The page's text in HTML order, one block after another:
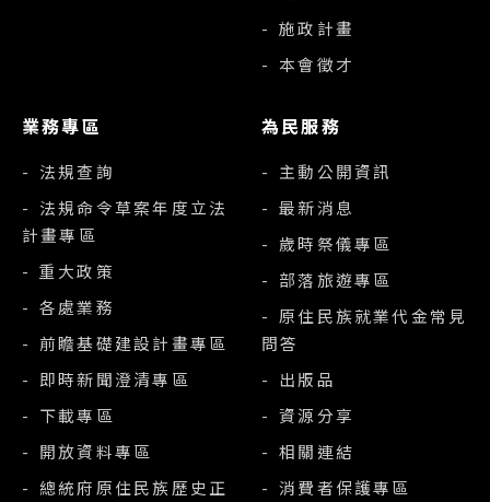
- 施政計畫
- 本會徵才
業務專區
- 法規查詢
- 法規命令草案年度立法
計畫專區
- 重大政策
- 各處業務
- 前瞻基礎建設計畫專區
- 即時新聞澄清專區
- 下載專區
- 開放資料專區
- 總統府原住民族歷史正
為民服務
- 主動公開資訊
- 最新消息
- 歲時祭儀專區
- 部落旅遊專區
- 原住民族就業代金常見
問答
- 出版品
- 資源分享
- 相關連結
- 消費者保護專區